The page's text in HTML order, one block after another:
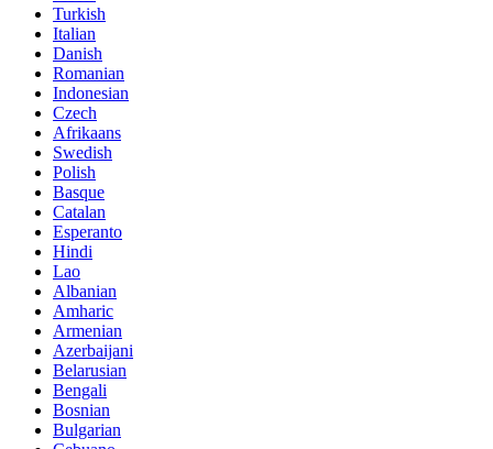
Turkish
Italian
Danish
Romanian
Indonesian
Czech
Afrikaans
Swedish
Polish
Basque
Catalan
Esperanto
Hindi
Lao
Albanian
Amharic
Armenian
Azerbaijani
Belarusian
Bengali
Bosnian
Bulgarian